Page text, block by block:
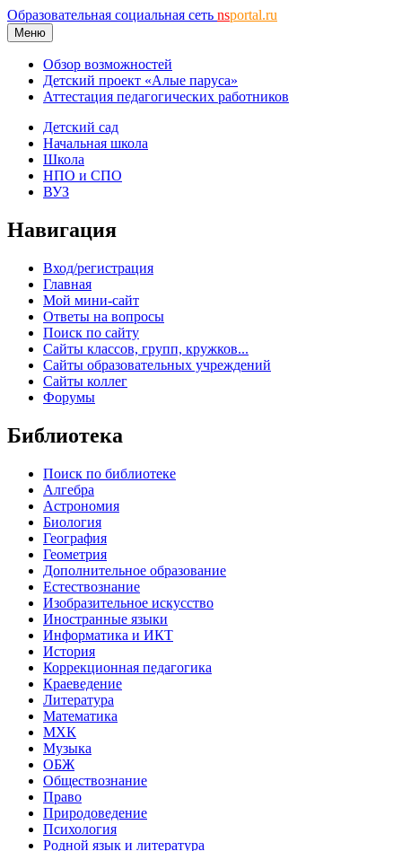
Образовательная социальная сеть nsportal.ru
Меню
Обзор возможностей
Детский проект «Алые паруса»
Аттестация педагогических работников
Детский сад
Начальная школа
Школа
НПО и СПО
ВУЗ
Навигация
Вход/регистрация
Главная
Мой мини-сайт
Ответы на вопросы
Поиск по сайту
Сайты классов, групп, кружков...
Сайты образовательных учреждений
Сайты коллег
Форумы
Библиотека
Поиск по библиотеке
Алгебра
Астрономия
Биология
География
Геометрия
Дополнительное образование
Естествознание
Изобразительное искусство
Иностранные языки
Информатика и ИКТ
История
Коррекционная педагогика
Краеведение
Литература
Математика
МХК
Музыка
ОБЖ
Обществознание
Право
Природоведение
Психология
Родной язык и литература